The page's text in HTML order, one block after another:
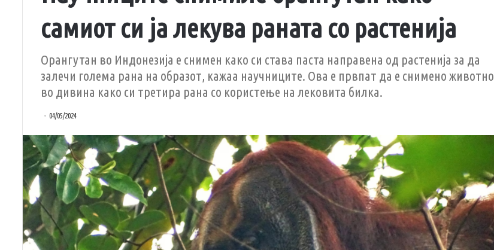
самиот си ја лекува раната со растенија
Орангутан во Индонезија е снимен како си става паста направена од растенија за да
залечи голема рана на образот, кажаа научниците. Ова е првпат да е снимено животно
во дивина како си третира рана со користење на лековита билка.
04/05/2024